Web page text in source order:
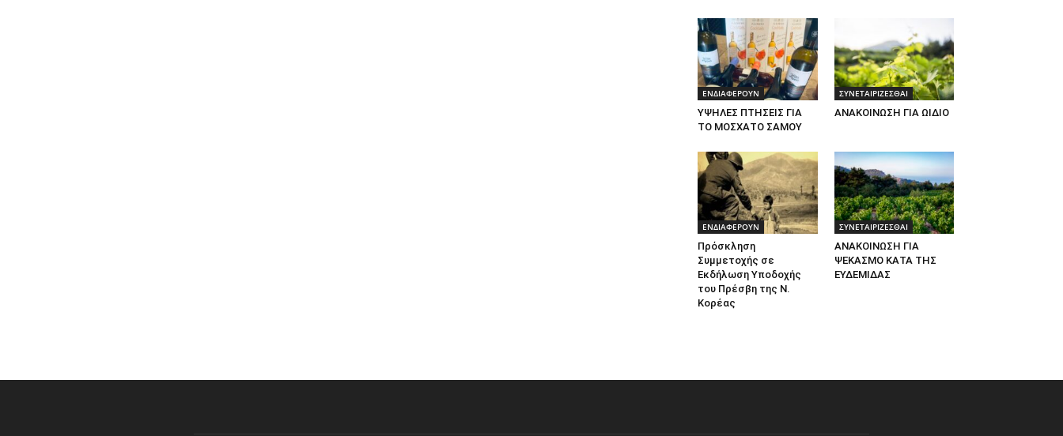
ΕΝΔΙΑΦΕΡΟΥΝ
ΥΨΗΛΕΣ ΠΤΗΣΕΙΣ ΓΙΑ
ΤΟ ΜΟΣΧΑΤΟ ΣΑΜΟΥ
ΣΥΝΕΤΑΙΡΙΖΕΣΘΑΙ
ΑΝΑΚΟΙΝΩΣΗ ΓΙΑ ΩΙΔΙΟ
ΕΝΔΙΑΦΕΡΟΥΝ
Πρόσκληση
Συμμετοχής σε
Εκδήλωση Υποδοχής
του Πρέσβη της Ν.
Κορέας
ΣΥΝΕΤΑΙΡΙΖΕΣΘΑΙ
ΑΝΑΚΟΙΝΩΣΗ ΓΙΑ
ΨΕΚΑΣΜΟ ΚΑΤΑ ΤΗΣ
ΕΥΔΕΜΙΔΑΣ